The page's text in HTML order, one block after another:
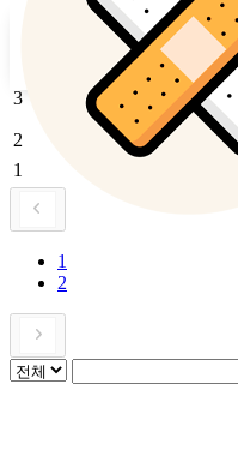
번호
치아보
3
치아보
용
2
교정 치
1
치아보
1
2